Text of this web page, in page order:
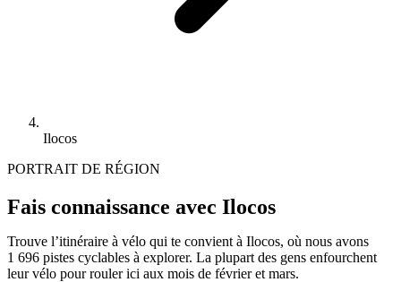
Ilocos
PORTRAIT DE RÉGION
Fais connaissance avec Ilocos
Trouve l’itinéraire à vélo qui te convient à Ilocos, où nous avons
1 696 pistes cyclables à explorer. La plupart des gens enfourchent
leur vélo pour rouler ici aux mois de février et mars.